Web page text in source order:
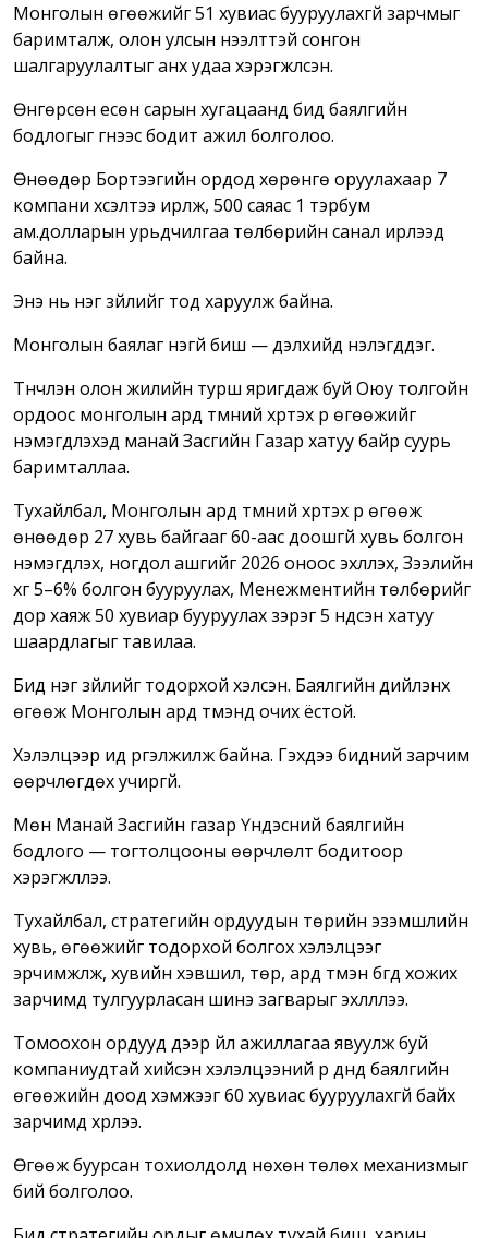
Монголын өгөөжийг 51 хувиас бууруулахгүй зарчмыг
баримталж, олон улсын нээлттэй сонгон
шалгаруулалтыг анх удаа хэрэгжүүлсэн.
Өнгөрсөн есөн сарын хугацаанд бид баялгийн
бодлогыг үгнээс бодит ажил болголоо.
Өнөөдөр Бортээгийн ордод хөрөнгө оруулахаар 7
компани хүсэлтээ ирүүлж, 500 саяас 1 тэрбум
ам.долларын урьдчилгаа төлбөрийн санал ирүүлээд
байна.
Энэ нь нэг зүйлийг тод харуулж байна.
Монголын баялаг үнэгүй биш — дэлхийд үнэлэгддэг.
Түүнчлэн олон жилийн турш яригдаж буй Оюу толгойн
ордоос монголын ард түмний хүртэх үр өгөөжийг
нэмэгдүүлэхэд манай Засгийн Газар хатуу байр суурь
баримталлаа.
Тухайлбал, Монголын ард түмний хүртэх үр өгөөж
өнөөдөр 27 хувь байгааг 60-аас доошгүй хувь болгон
нэмэгдүүлэх, ногдол ашгийг 2026 оноос эхлүүлэх, Зээлийн
хүүг 5–6% болгон бууруулах, Менежментийн төлбөрийг
дор хаяж 50 хувиар бууруулах зэрэг 5 үндсэн хатуу
шаардлагыг тавилаа.
Бид нэг зүйлийг тодорхой хэлсэн. Баялгийн дийлэнх
өгөөж Монголын ард түмэнд очих ёстой.
Хэлэлцээр ид үргэлжилж байна. Гэхдээ бидний зарчим
өөрчлөгдөх учиргүй.
Мөн Манай Засгийн газар Үндэсний баялгийн
бодлого — тогтолцооны өөрчлөлт бодитоор
хэрэгжүүллээ.
Тухайлбал, стратегийн ордуудын төрийн эзэмшлийн
хувь, өгөөжийг тодорхой болгох хэлэлцээг
эрчимжүүлж, хувийн хэвшил, төр, ард түмэн бүгд хожих
зарчимд тулгуурласан шинэ загварыг эхлүүллээ.
Томоохон ордууд дээр үйл ажиллагаа явуулж буй
компаниудтай хийсэн хэлэлцээний үр дүнд баялгийн
өгөөжийн доод хэмжээг 60 хувиас бууруулахгүй байх
зарчимд хүрлээ.
Өгөөж буурсан тохиолдолд нөхөн төлөх механизмыг
бий болголоо.